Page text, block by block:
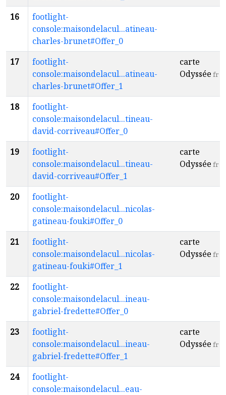
16
footlight-
console:maisondelacul...atineau-
charles-brunet#Offer_0
17
footlight-
console:maisondelacul...atineau-
charles-brunet#Offer_1
carte
Odyssée fr
18
footlight-
console:maisondelacul...tineau-
david-corriveau#Offer_0
19
footlight-
console:maisondelacul...tineau-
david-corriveau#Offer_1
carte
Odyssée fr
20
footlight-
console:maisondelacul...nicolas-
gatineau-fouki#Offer_0
21
footlight-
console:maisondelacul...nicolas-
gatineau-fouki#Offer_1
carte
Odyssée fr
22
footlight-
console:maisondelacul...ineau-
gabriel-fredette#Offer_0
23
footlight-
console:maisondelacul...ineau-
gabriel-fredette#Offer_1
carte
Odyssée fr
24
footlight-
console:maisondelacul...eau-